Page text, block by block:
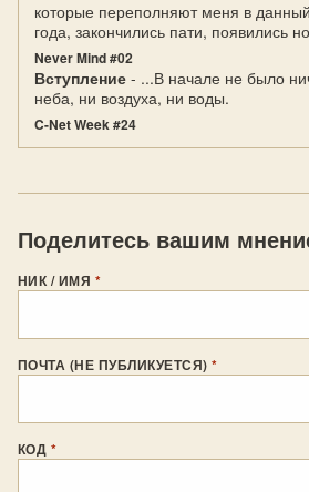
которые переполняют меня в
года, закончились пати, появились
Never Mind #02
Вступление - ...В начале не было
неба, ни воздуха, ни воды.
C-Net Week #24
Поделитесь вашим
НИК / ИМЯ *
ПОЧТА (НЕ ПУБЛИКУЕТСЯ)*
КОД *